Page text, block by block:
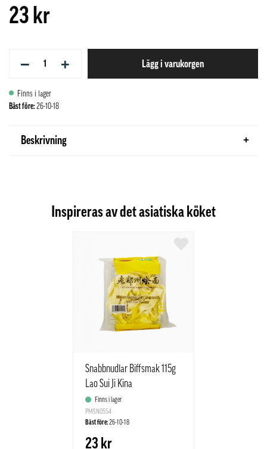
23 kr
− + Lägg i varukorgen
Finns i lager
Bäst före:26-10-18
Beskrivning
Inspireras av det asiatiska köket
Snabbnudlar Biffsmak 115g
Lao Sui Ji Kina
Finns i lager
PMSN0554
Bäst före:26-10-18
23 kr